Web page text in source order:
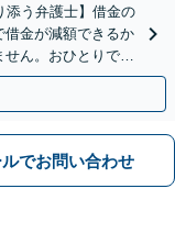
添う弁護士】借金の
借金が減額できるか
ん。おひとりで悩
ルでお問い合わせ